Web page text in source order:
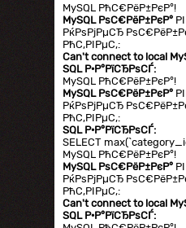
MySQL РћС€РёР±РєР°!
MySQL РѕС€РёР±РєР°
РќРѕРјРµСЂ
РћС‚РІРµС‚:
Can't connect to local
SQL Р·Р°РїСЂРѕСЃ:
MySQL РћС€РёР±РєР°!
MySQL РѕС€РёР±РєР°
РќРѕРјРµСЂ
РћС‚РІРµС‚:
SQL Р·Р°РїСЂРѕСЃ:
SELECT
MySQL РћС€РёР±РєР°!
MySQL РѕС€РёР±РєР°
РќРѕРјРµСЂ
РћС‚РІРµС‚:
Can't connect to local
SQL Р·Р°РїСЂРѕСЃ: